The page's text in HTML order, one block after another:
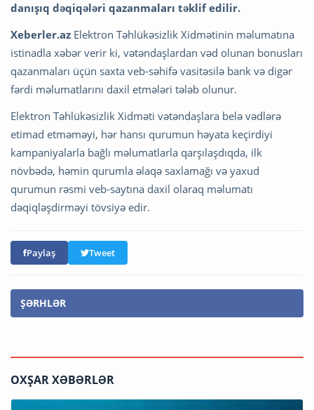
danışıq dəqiqələri qazanmaları təklif edilir.
Xeberler.az Elektron Təhlükəsizlik Xidmətinin məlumatına
istinadla xəbər verir ki, vətəndaşlardan vəd olunan bonusları
qazanmaları üçün saxta veb-səhifə vasitəsilə bank və digər
fərdi məlumatlarını daxil etmələri tələb olunur.
Elektron Təhlükəsizlik Xidməti vətəndaşlara belə vədlərə
etimad etməməyi, hər hansı qurumun həyata keçirdiyi
kampaniyalarla bağlı məlumatlarla qarşılaşdıqda, ilk
növbədə, həmin qurumla əlaqə saxlamağı və yaxud
qurumun rəsmi veb-saytına daxil olaraq məlumatı
dəqiqləşdirməyi tövsiyə edir.
Paylaş Tweet
ŞƏRHLƏR
OXŞAR XƏBƏRLƏR